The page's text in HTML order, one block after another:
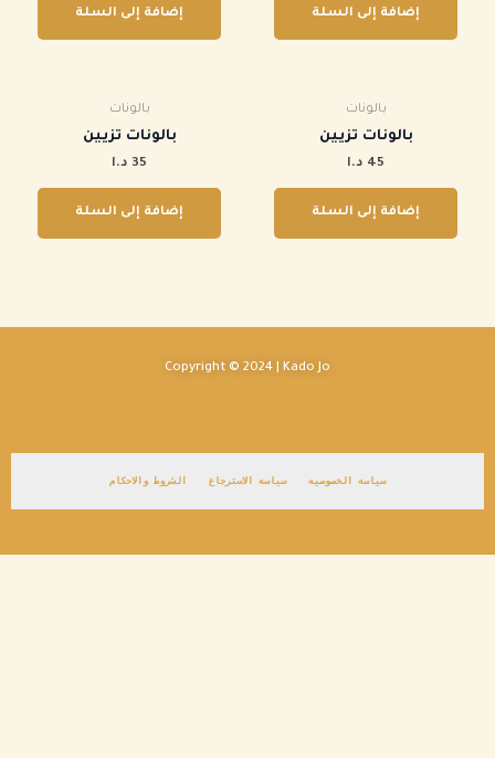
إضافة إلى السلة إضافة إلى السلة
بالونات
بالونات تزيين
45 د.ا
إضافة إلى السلة
بالونات
بالونات تزيين
35 د.ا
إضافة إلى السلة
Copyright © 2024 | Kado Jo
سياسه الخصوصيه سياسه الاسترجاع الشروط والاحكام